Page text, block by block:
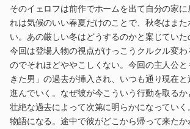
そのイェロフは前作でホームを出て自分の家
れは気候のいい春夏だけのことで、秋冬はまた
い。あの厳しい冬はどうするのかと案じていた
今回は登場人物の視点がけっこうクルクル変
のでそれほどややこしくない。今回の主人公
きた男」の過去が挿入され、いつも通り現在
進んでいく。なぜ彼が今こういう行動を取る
壮絶な過去によって次第に明らかになってい
物語になる。途中で彼がどこから帰って来たか